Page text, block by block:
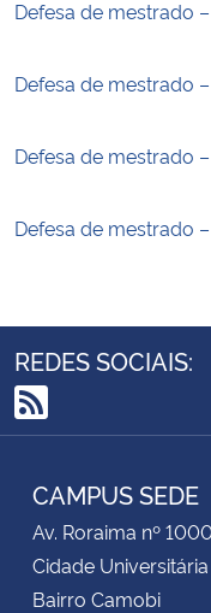
Defesa de mestrado
Defesa de mestrado
Defesa de mestrado
Defesa de mestrado
REDES SOCIAIS:
RSS
CAMPUS SEDE
Av. Roraima nº 1000
Cidade Universitária
Bairro Camobi